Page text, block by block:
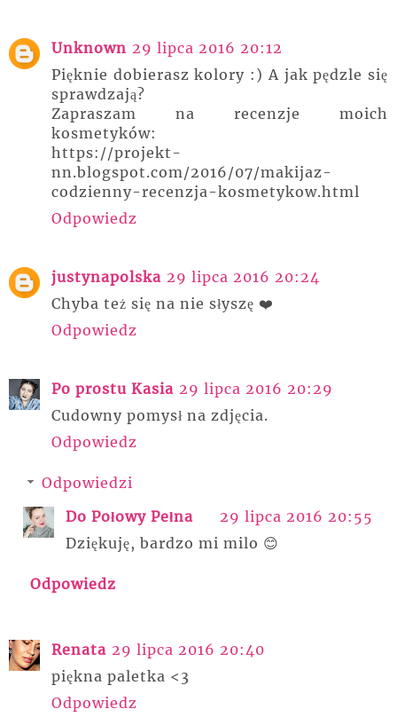
Unknown 29 lipca 2016 20:12
Pięknie dobierasz kolory :) A jak pędzle się
sprawdzają?
Zapraszam na recenzje moich
kosmetyków:
https://projekt-
nn.blogspot.com/2016/07/makijaz-
codzienny-recenzja-kosmetykow.html
Odpowiedz
justynapolska 29 lipca 2016 20:24
Chyba też się na nie słyszę ❤️
Odpowiedz
Po prostu Kasia 29 lipca 2016 20:29
Cudowny pomysł na zdjęcia.
Odpowiedz
Odpowiedzi
Do Połowy Pełna
29 lipca 2016 20:55
Dziękuję, bardzo mi milo 😊
Odpowiedz
Renata 29 lipca 2016 20:40
piękna paletka <3
Odpowiedz